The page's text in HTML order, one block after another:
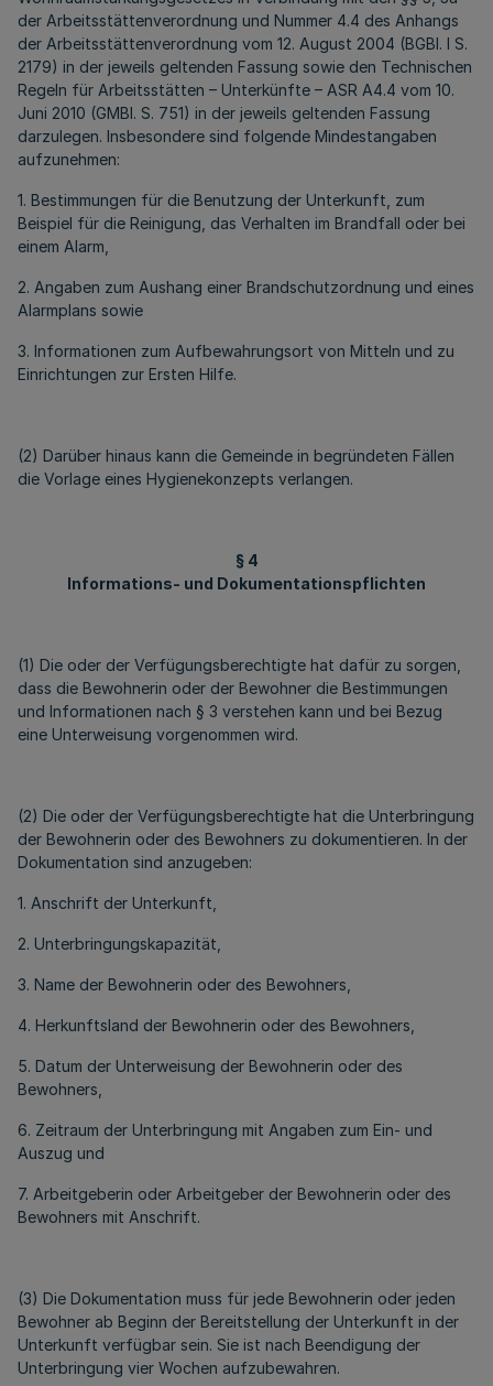
der Arbeitsstättenverordnung und Nummer 4.4 des Anhangs
der Arbeitsstättenverordnung vom 12. August 2004 (BGBl. I S.
2179) in der jeweils geltenden Fassung sowie den Technischen
Regeln für Arbeitsstätten – Unterkünfte – ASR A4.4 vom 10.
Juni 2010 (GMBl. S. 751) in der jeweils geltenden Fassung
darzulegen. Insbesondere sind folgende Mindestangaben
aufzunehmen:
1. Bestimmungen für die Benutzung der Unterkunft, zum
Beispiel für die Reinigung, das Verhalten im Brandfall oder bei
einem Alarm,
2. Angaben zum Aushang einer Brandschutzordnung und eines
Alarmplans sowie
3. Informationen zum Aufbewahrungsort von Mitteln und zu
Einrichtungen zur Ersten Hilfe.
(2) Darüber hinaus kann die Gemeinde in begründeten Fällen
die Vorlage eines Hygienekonzepts verlangen.
§ 4
Informations- und Dokumentationspflichten
(1) Die oder der Verfügungsberechtigte hat dafür zu sorgen,
dass die Bewohnerin oder der Bewohner die Bestimmungen
und Informationen nach § 3 verstehen kann und bei Bezug
eine Unterweisung vorgenommen wird.
(2) Die oder der Verfügungsberechtigte hat die Unterbringung
der Bewohnerin oder des Bewohners zu dokumentieren. In der
Dokumentation sind anzugeben:
1. Anschrift der Unterkunft,
2. Unterbringungskapazität,
3. Name der Bewohnerin oder des Bewohners,
4. Herkunftsland der Bewohnerin oder des Bewohners,
5. Datum der Unterweisung der Bewohnerin oder des
Bewohners,
6. Zeitraum der Unterbringung mit Angaben zum Ein- und
Auszug und
7. Arbeitgeberin oder Arbeitgeber der Bewohnerin oder des
Bewohners mit Anschrift.
(3) Die Dokumentation muss für jede Bewohnerin oder jeden
Bewohner ab Beginn der Bereitstellung der Unterkunft in der
Unterkunft verfügbar sein. Sie ist nach Beendigung der
Unterbringung vier Wochen aufzubewahren.